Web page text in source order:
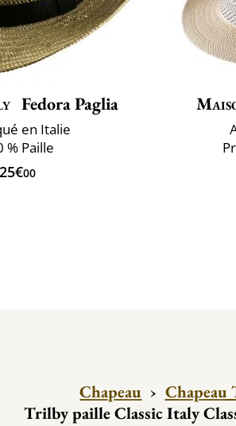
Fedora Paglia
en Italie
% Paille
25€00
Chapeau › Chapeau
Trilby paille Classic Italy